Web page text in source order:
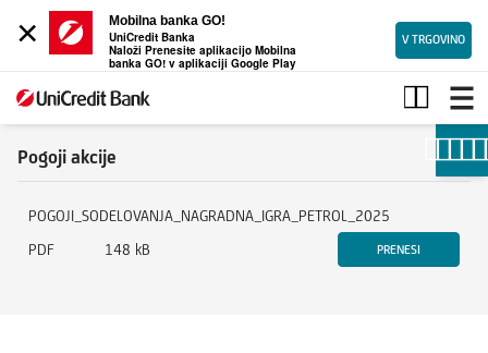
×
Mobilna banka GO!
UniCredit Banka
Naloži Prenesite aplikacijo Mobilna
banka GO! v aplikaciji Google Play
V TRGOVINO
Petrol
UniCredit
pogoji
Pogoji akcije
POGOJI_SODELOVANJA_NAGRADNA_IGRA_PETROL_2025
PDF
148 kB PRENESI